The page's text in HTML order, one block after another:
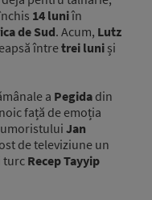
14 luniîn
de Sud. Acum, Lutz
întretrei luni și
a Pegida din
față de emoția
Jan
de televiziune un
turc Recep Tayyip